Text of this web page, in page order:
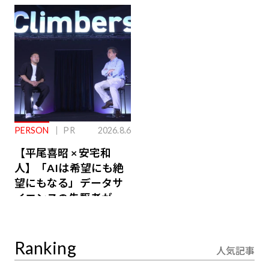
ジ会員特典あり】
PERSON PR 2026.8.6
【平尾喜昭 × 安宅和
人】「AIは希望にも絶
望にもなる」データサ
イエンスの先駆者が語
Ranking 人気記事